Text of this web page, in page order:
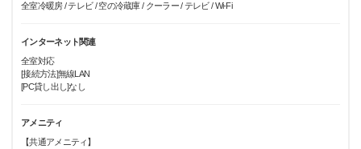
全室冷暖房 / テレビ / 空の冷蔵庫 / クーラー / テレビ / Wi-Fi
インターネット関連
全室対応
[接続方法]無線LAN
[PC貸し出し]なし
アメニティ
【共通アメニティ】